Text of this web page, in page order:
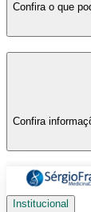
Confira o que
Confira
Institucional